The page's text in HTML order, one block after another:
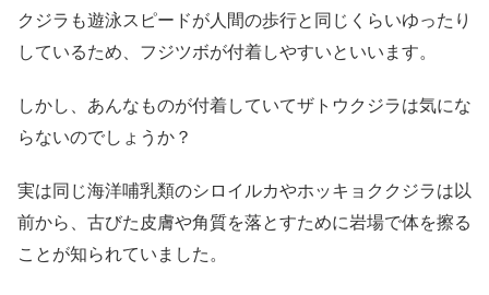
クジラも遊泳スピードが人間の歩行と同じくらいゆったり
しているため、フジツボが付着しやすいといいます。
しかし、あんなものが付着していてザトウクジラは気にな
らないのでしょうか？
実は同じ海洋哺乳類のシロイルカやホッキョククジラは以
前から、古びた皮膚や角質を落とすために岩場で体を擦る
ことが知られていました。